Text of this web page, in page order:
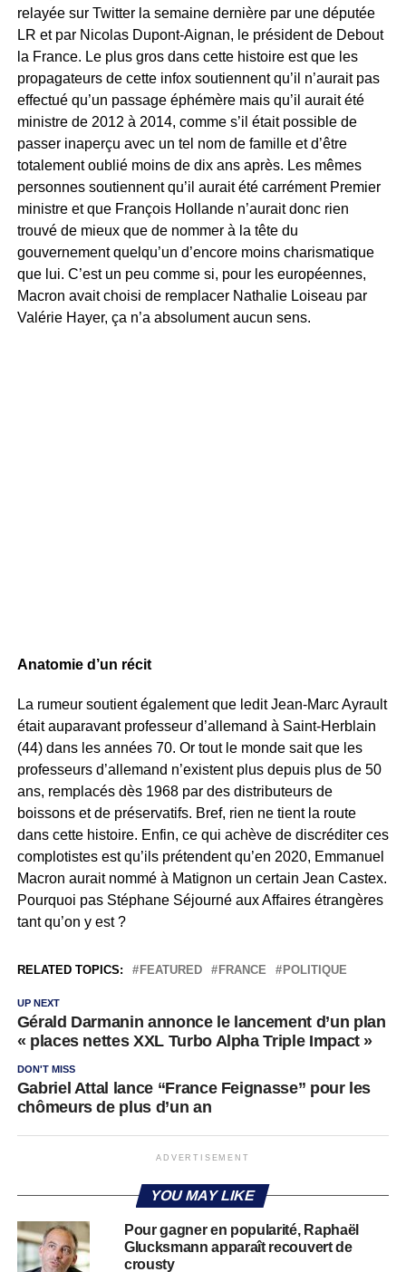
relayée sur Twitter la semaine dernière par une députée
LR et par Nicolas Dupont-Aignan, le président de Debout
la France. Le plus gros dans cette histoire est que les
propagateurs de cette infox soutiennent qu’il n’aurait pas
effectué qu’un passage éphémère mais qu’il aurait été
ministre de 2012 à 2014, comme s’il était possible de
passer inaperçu avec un tel nom de famille et d’être
totalement oublié moins de dix ans après. Les mêmes
personnes soutiennent qu’il aurait été carrément Premier
ministre et que François Hollande n’aurait donc rien
trouvé de mieux que de nommer à la tête du
gouvernement quelqu’un d’encore moins charismatique
que lui. C’est un peu comme si, pour les européennes,
Macron avait choisi de remplacer Nathalie Loiseau par
Valérie Hayer, ça n’a absolument aucun sens.
Anatomie d’un récit
La rumeur soutient également que ledit Jean-Marc Ayrault
était auparavant professeur d’allemand à Saint-Herblain
(44) dans les années 70. Or tout le monde sait que les
professeurs d’allemand n’existent plus depuis plus de 50
ans, remplacés dès 1968 par des distributeurs de
boissons et de préservatifs. Bref, rien ne tient la route
dans cette histoire. Enfin, ce qui achève de discréditer ces
complotistes est qu’ils prétendent qu’en 2020, Emmanuel
Macron aurait nommé à Matignon un certain Jean Castex.
Pourquoi pas Stéphane Séjourné aux Affaires étrangères
tant qu’on y est ?
RELATED TOPICS: FEATURED FRANCE POLITIQUE
UP NEXT
Gérald Darmanin annonce le lancement d’un plan
« places nettes XXL Turbo Alpha Triple Impact »
DON'T MISS
Gabriel Attal lance “France Feignasse” pour les
chômeurs de plus d’un an
ADVERTISEMENT
YOU MAY LIKE
Pour gagner en popularité, Raphaël
Glucksmann apparaît recouvert de
crousty